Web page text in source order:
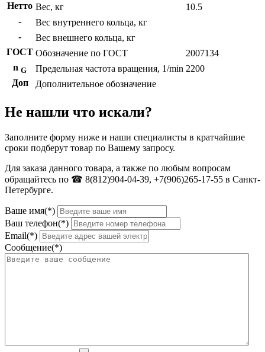
Нетто Вес, кг
10.5
-
Вес внутреннего кольца, кг
-
Вес внешнего кольца, кг
ГОСТ Обозначение по ГОСТ
2007134
n G Предельная частота вращения, 1/min 2200
Доп
Дополнительное обозначение
Не нашли что искали?
Заполните форму ниже и наши специалисты в кратчайшие
сроки подберут товар по Вашему запросу.
Для заказа данного товара, а также по любым вопросам
обращайтесь по ☎ 8(812)904-04-39, +7(906)265-17-55 в Санкт-
Петербурге.
Ваше имя(*)
Ваш телефон(*)
Email(*)
Сообщение(*)